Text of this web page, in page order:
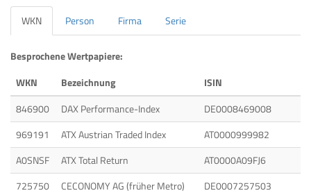
WKN
Person Firma Serie
Besprochene Wertpapiere:
WKN
Bezeichnung
ISIN
846900
DAX Performance-Index
DE0008469008
969191
ATX Austrian Traded Index
AT0000999982
A0SNSF
ATX Total Return
AT0000A09FJ6
725750
CECONOMY AG (früher Metro) DE0007257503